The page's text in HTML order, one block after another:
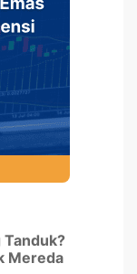
Tanduk?
Mereda